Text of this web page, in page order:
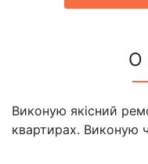
О
Виконую якісний
квартирах. Виконую